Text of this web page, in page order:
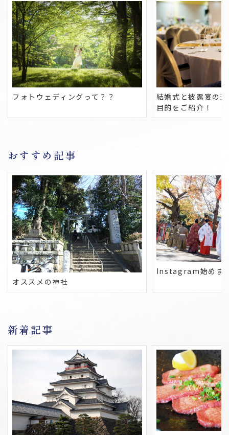
フォトウェディングって？？
結婚式と披露宴の
目的をご紹介！
おすすめ記事
オススメの神社
Instagram始めま
新着記事